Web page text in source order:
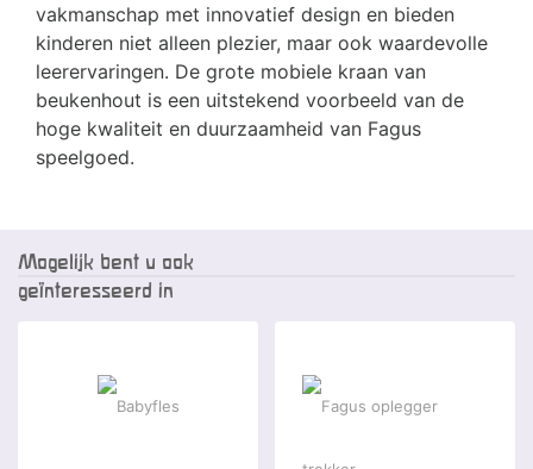
vakmanschap met innovatief design en bieden
kinderen niet alleen plezier, maar ook waardevolle
leerervaringen. De grote mobiele kraan van
beukenhout is een uitstekend voorbeeld van de
hoge kwaliteit en duurzaamheid van Fagus
speelgoed.
Mogelijk bent u ook
geïnteresseerd in